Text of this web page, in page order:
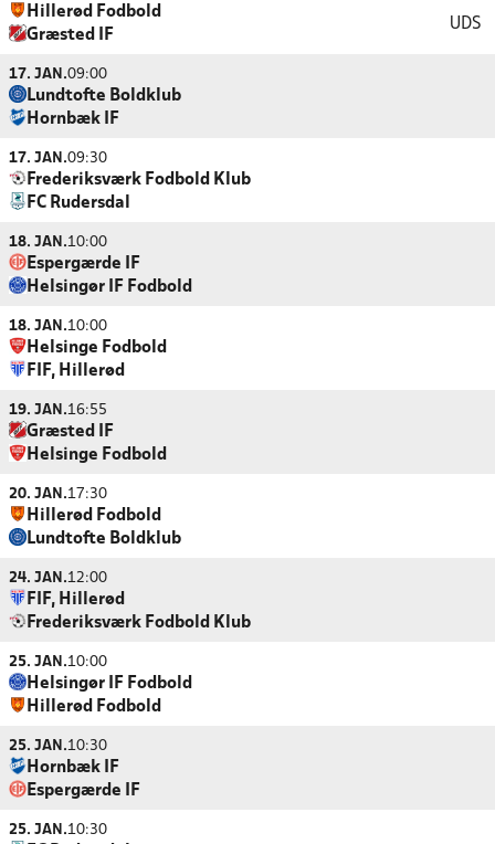
Hillerød Fodbold
Græsted IF
UDS
17. JAN.09:00
Lundtofte Boldklub
Hornbæk IF
17. JAN.09:30
Frederiksværk Fodbold Klub
FC Rudersdal
18. JAN.10:00
Espergærde IF
Helsingør IF Fodbold
18. JAN.10:00
Helsinge Fodbold
FIF, Hillerød
19. JAN.16:55
Græsted IF
Helsinge Fodbold
20. JAN.17:30
Hillerød Fodbold
Lundtofte Boldklub
24. JAN.12:00
FIF, Hillerød
Frederiksværk Fodbold Klub
25. JAN.10:00
Helsingør IF Fodbold
Hillerød Fodbold
25. JAN.10:30
Hornbæk IF
Espergærde IF
25. JAN.10:30